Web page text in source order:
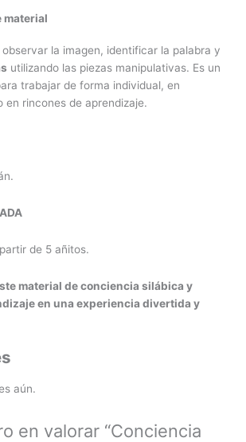
material
la imagen, identificar la palabra y
utilizando las piezas manipulativas. Es un
trabajar de forma individual, en
en rincones de aprendizaje.
de 5 añitos.
material de conciencia silábica y
en una experiencia divertida y
aún.
en valorar “Conciencia